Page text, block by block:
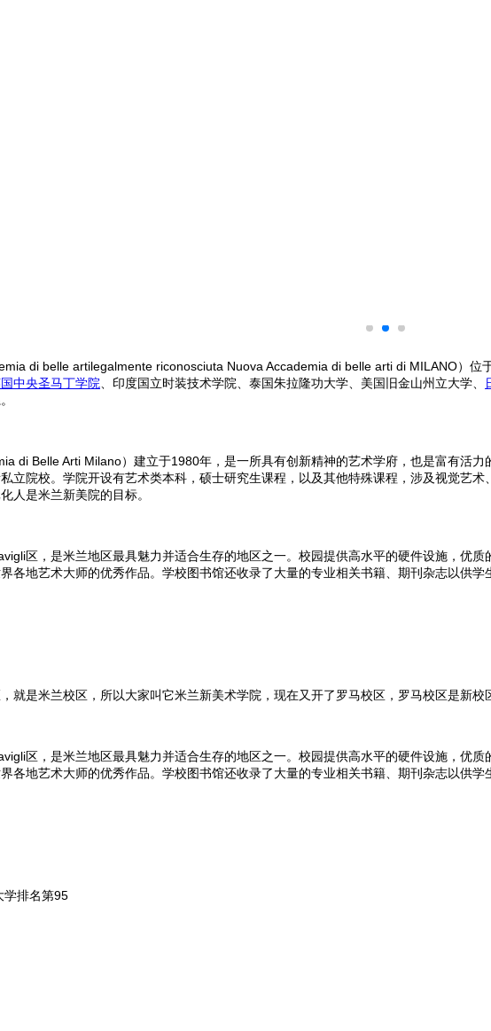
di belle artilegalmente riconosciuta Nuova Accademia di belle arti di MILANO）位
中央圣马丁学院 、印度国立时装技术学院、泰国朱拉隆功大学、美国旧金山州立大学、
di Belle Arti Milano）建立于1980年，是一所具有创新精神的艺术学府，也是富有活
立院校。学院开设有艺术类本科，硕士研究生课程，以及其他特殊课程，涉及视觉艺
人是米兰新美院的目标。
区，是米兰地区最具魅力并适合生存的地区之一。校园提供高水平的硬件设施，优
各地艺术大师的优秀作品。学校图书馆还收录了大量的专业相关书籍、期刊杂志以供学
就是米兰校区，所以大家叫它米兰新美术学院，现在又开了罗马校区，罗马校区是新
区，是米兰地区最具魅力并适合生存的地区之一。校园提供高水平的硬件设施，优
各地艺术大师的优秀作品。学校图书馆还收录了大量的专业相关书籍、期刊杂志以供学
学排名第95